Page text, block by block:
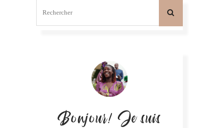
Bonjour! Je suis